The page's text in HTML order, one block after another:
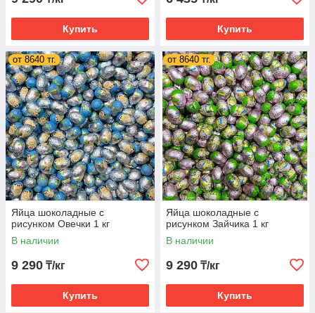
Купить Купить
от 8640 тг.
Яйца шоколадные с
рисунком Овечки 1 кг
В наличии
9 290 ₸/кг
Купить
от 8640 тг.
Яйца шоколадные с
рисунком Зайчика 1 кг
В наличии
9 290 ₸/кг
Купить